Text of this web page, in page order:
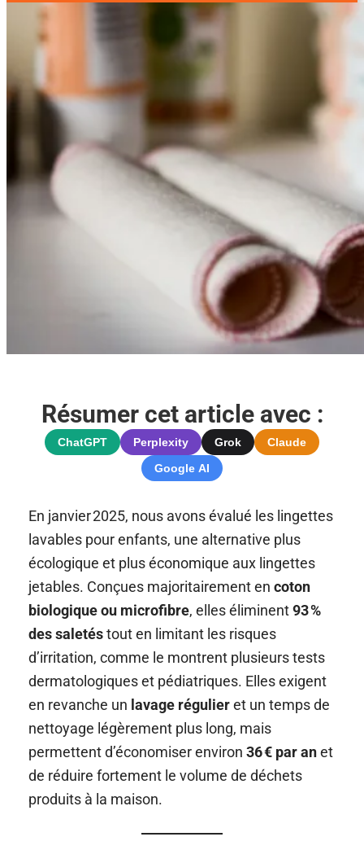
Résumer cet article avec :
ChatGPT Perplexity Grok
Claude
Google AI
En janvier 2025, nous avons évalué les lingettes
lavables pour enfants, une alternative plus
écologique et plus économique aux lingettes
jetables. Conçues majoritairement encoton
biologique ou microfibre, elles éliminent93 %
des saletéstout en limitant les risques
d’irritation, comme le montrent plusieurs tests
dermatologiques et pédiatriques. Elles exigent
en revanche un lavage régulieret un temps de
nettoyage légèrement plus long, mais
permettent d’économiser environ36 € par anet
de réduire fortement le volume de déchets
produits à la maison.